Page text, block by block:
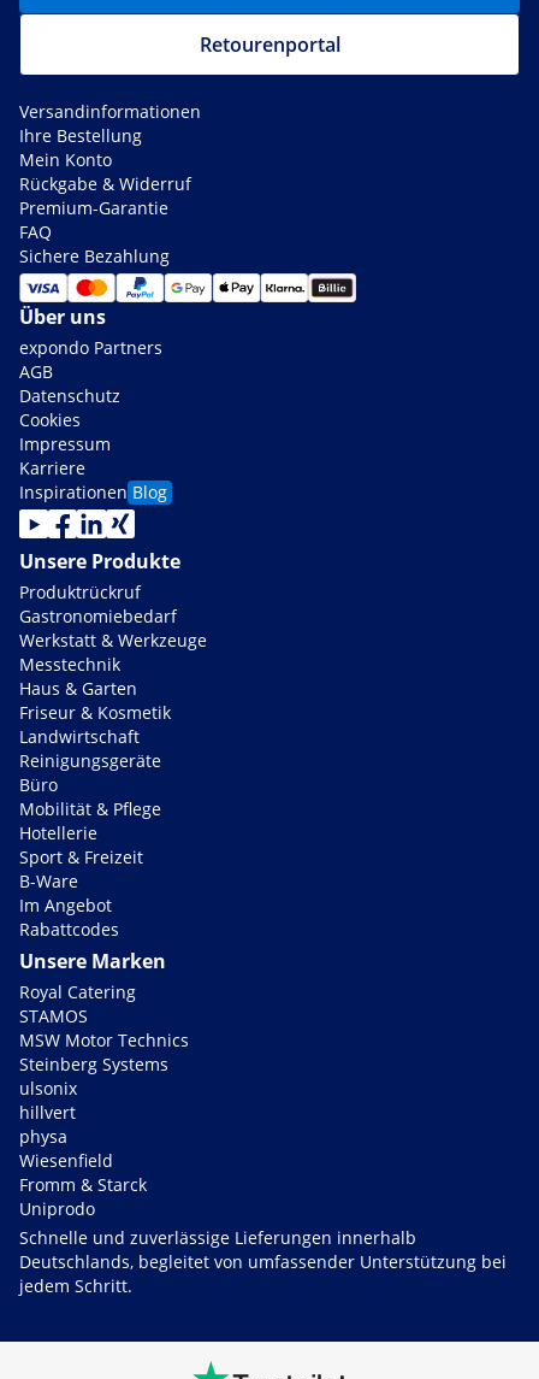
Retourenportal
Versandinformationen
Ihre Bestellung
Mein Konto
Rückgabe & Widerruf
Premium-Garantie
FAQ
Sichere Bezahlung
Über uns
expondo Partners
AGB
Datenschutz
Cookies
Impressum
Karriere
Inspirationen Blog
Unsere Produkte
Produktrückruf
Gastronomiebedarf
Werkstatt & Werkzeuge
Messtechnik
Haus & Garten
Friseur & Kosmetik
Landwirtschaft
Reinigungsgeräte
Büro
Mobilität & Pflege
Hotellerie
Sport & Freizeit
B-Ware
Im Angebot
Rabattcodes
Unsere Marken
Royal Catering
STAMOS
MSW Motor Technics
Steinberg Systems
ulsonix
hillvert
physa
Wiesenfield
Fromm & Starck
Uniprodo
Schnelle und zuverlässige Lieferungen innerhalb
Deutschlands, begleitet von umfassender Unterstützung bei
jedem Schritt.